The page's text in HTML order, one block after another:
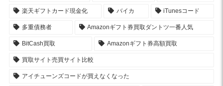
楽天ギフトカード現金化 バイカ iTunesコード
多重債務者 Amazonギフト券買取ダントツ一番人気
BitCash買取 Amazonギフト券高額買取
買取サイト売買サイト比較
アイチューンズコードが買えなくなった